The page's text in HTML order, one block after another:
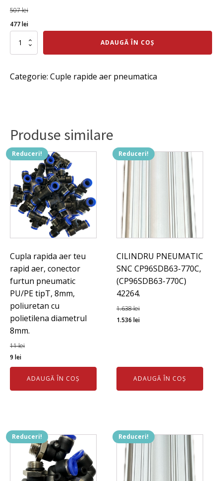
507lei
Prețul
inițial
a
507 lei.
477leiPrețul
curent
este:
Cantitate
Cilindru
CD85N20-
ADAUGĂ ÎN COȘ
Categorie: Cuple rapide aer pneumatica
Produse similare
Reduceri!
Cupla rapida aer teu
rapid aer, conector
furtun pneumatic
PU/PE tipT, 8mm,
poliuretan cu
polietilena diametrul
8mm.
11lei
Prețul
inițial
fost:
9 leiPrețul
curent
este:
9 lei.
ADAUGĂ ÎN COȘ
Reduceri!
CILINDRU PNEUMATIC
SNC CP96SDB63-770C,
(CP96SDB63-770C)
42264.
1.638lei
Prețul
1.638 lei.
1.536leiPrețul
ADAUGĂ ÎN COȘ
Reduceri! Reduceri!